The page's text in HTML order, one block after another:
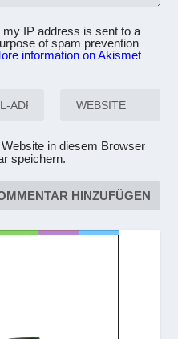
IP address is sent to a
of spam prevention
information on Akismet
in diesem Browser
speichern.